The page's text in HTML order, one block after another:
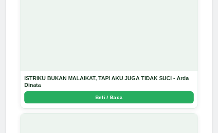
ISTRIKU BUKAN MALAIKAT, TAPI AKU JUGA TIDAK SUCI - Arda
Dinata
Beli / Baca